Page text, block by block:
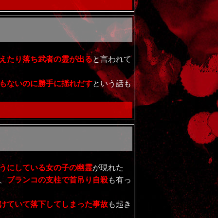
たり落ち武者の霊が出ると言われて
ないのに勝手に揺れだすという話も
にしている女の子の幽霊が現れた
ブランコの支柱で首吊り自殺も有っ
ていて落下してしまった事故も起き